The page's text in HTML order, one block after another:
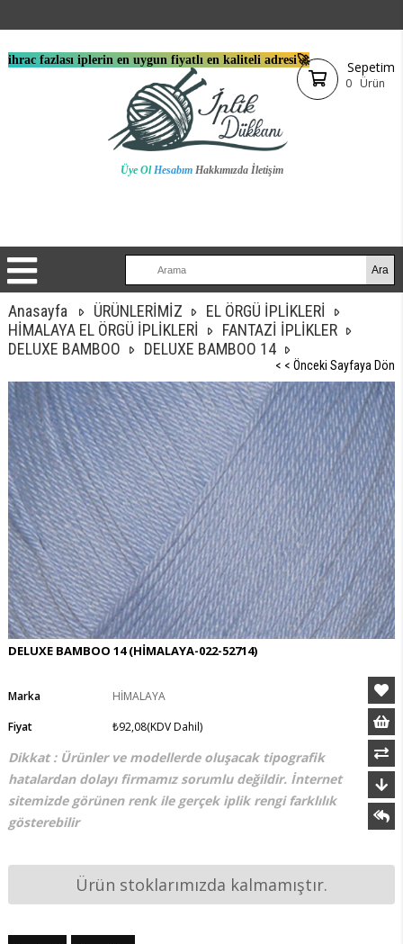
ihrac fazlası iplerin en uygun fiyatlı en kaliteli adresi🚀
Üye Ol Hesabım Hakkımızda İletişim
Sepetim
0 Ürün
Anasayfa ÜRÜNLERİMİZ
EL ÖRGÜ İPLİKLERİ
HİMALAYA EL ÖRGÜ İPLİKLERİ
FANTAZİ İPLİKLER
DELUXE BAMBOO
DELUXE BAMBOO 14
< < Önceki Sayfaya Dön
DELUXE BAMBOO 14(HİMALAYA-022-52714)
Marka
HİMALAYA
Fiyat
₺92,08(KDV Dahil)
Dikkat : Ürünler ve modellerde oluşacak tipografik
hatalardan dolayı firmamız sorumlu değildir. İnternet
sitemizde görünen renk ile gerçek iplik rengi farklılık
gösterebilir
Ürün stoklarımızda kalmamıştır.